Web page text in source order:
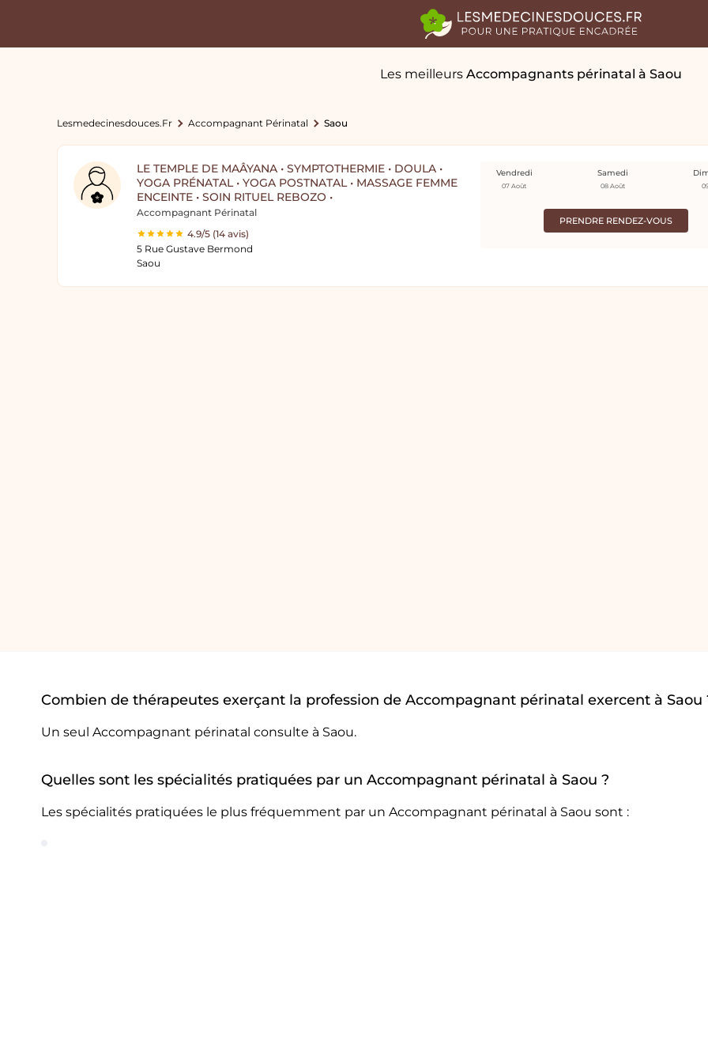
Les meilleurs Accompagnants périnatal à Saou
Lesmedecinesdouces.fr Accompagnant Périnatal Saou
LE TEMPLE DE MAÂYANA • SYMPTOTHERMIE • DOULA •
YOGA PRÉNATAL • YOGA POSTNATAL • MASSAGE FEMME
ENCEINTE • SOIN RITUEL REBOZO •
Accompagnant Périnatal
4.9/5 (14 avis)
5 Rue Gustave Bermond
Saou
PRENDRE RENDEZ-VOUS
Vendredi
07 Août
Samedi
08 Août
Combien de thérapeutes exerçant la profession de Accompagnant périnatal exercent à Saou
Un seul Accompagnant périnatal consulte à Saou.
Quelles sont les spécialités pratiquées par un Accompagnant périnatal à Saou ?
Les spécialités pratiquées le plus fréquemment par un Accompagnant périnatal à Saou sont :